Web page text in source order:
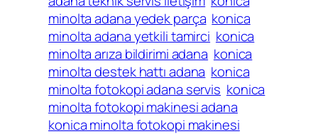
minolta adana yedek parça konica
minolta adana yetkili tamirci konica
minolta arıza bildirimi adana konica
minolta destek hattı adana konica
minolta fotokopi adana servis konica
minolta fotokopi makinesi adana
konica minolta fotokopi makinesi